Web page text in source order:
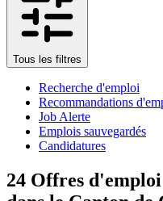
Tous les filtres
Recherche d'emploi
Recommandations
Job Alerte
Emplois sauvegardés
Candidatures
24 Offres